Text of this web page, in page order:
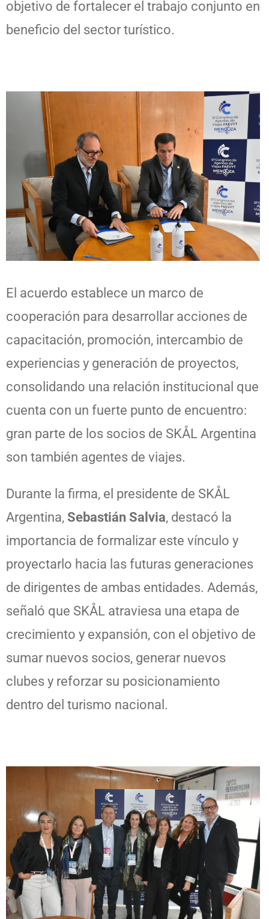
objetivo de fortalecer el trabajo conjunto en
beneficio del sector turístico.
El acuerdo establece un marco de
cooperación para desarrollar acciones de
capacitación, promoción, intercambio de
experiencias y generación de proyectos,
consolidando una relación institucional que
cuenta con un fuerte punto de encuentro:
gran parte de los socios de SKÅL Argentina
son también agentes de viajes.
Durante la firma, el presidente de SKÅL
Argentina, Sebastián Salvia, destacó la
importancia de formalizar este vínculo y
proyectarlo hacia las futuras generaciones
de dirigentes de ambas entidades. Además,
señaló que SKÅL atraviesa una etapa de
crecimiento y expansión, con el objetivo de
sumar nuevos socios, generar nuevos
clubes y reforzar su posicionamiento
dentro del turismo nacional.